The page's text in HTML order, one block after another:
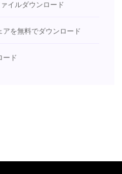
イルダウンロード
を無料でダウンロード
ード